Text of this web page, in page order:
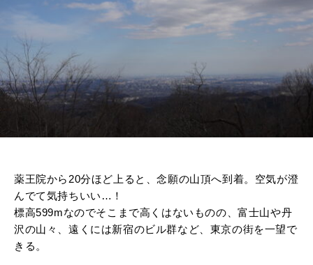
薬王院から20分ほど上ると、念願の山頂へ到着。空気が澄
んでて気持ちいい…！
標高599mなのでそこまで高くはないものの、富士山や丹
沢の山々、遠くには新宿のビル群など、東京の街を一望で
きる。